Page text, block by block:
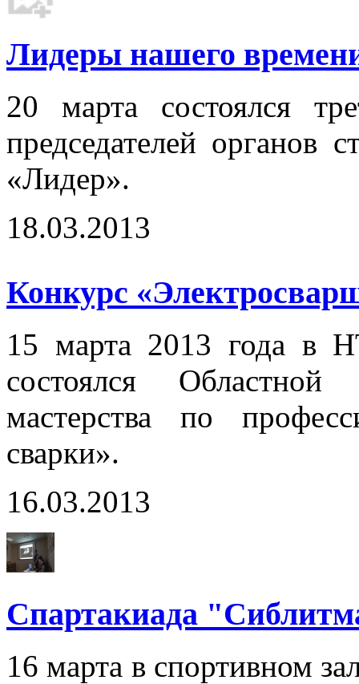
Лидеры нашего
20 марта состоялся
председателей органов
«Лидер».
18.03.2013
Конкурс
15 марта 2013 года
состоялся Областной
мастерства по
сварки».
16.03.2013
Спартакиада
16 марта в спортивном